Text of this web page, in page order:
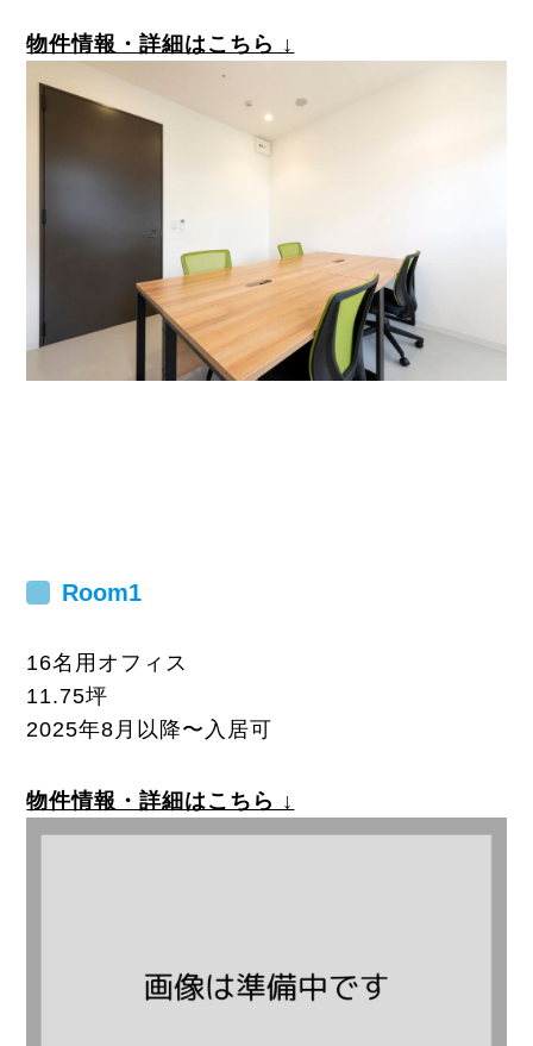
物件情報・詳細はこちら ↓
Room1
16名用オフィス
11.75坪
2025年8月以降〜入居可
物件情報・詳細はこちら ↓